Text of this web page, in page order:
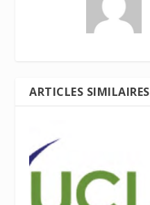
ARTICLES SIMILAIRES